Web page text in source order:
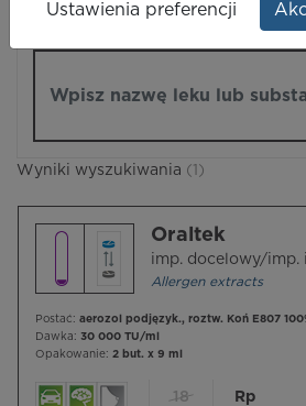
Wyniki wyszukiwania (1)
Oraltek
imp. docelowy/
Allergen extracts
Postać: aerozol podjęzyk., roztw. Koń E807
Dawka: 30 000 TU/ml
Opakowanie: 2 but. x 9 ml
18
Rp
Ustawienia preferencji